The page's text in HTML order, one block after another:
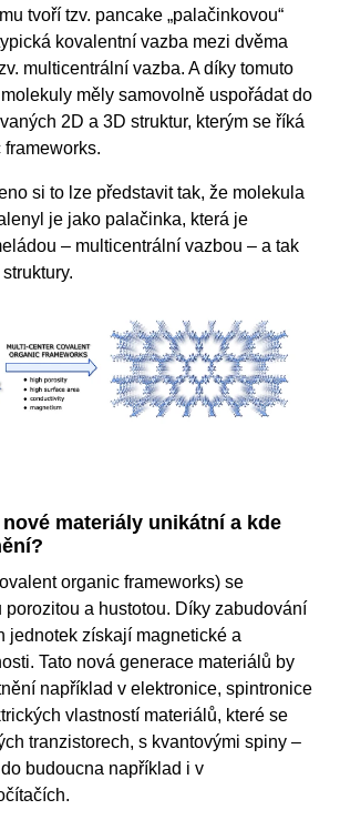
tvoří tzv. pancake „palačinkovou“‎
kovalentní vazba mezi dvěma
multicentrální vazba. A díky tomuto
měly samovolně uspořádat do
2D a 3D struktur, kterým se říká
si to lze představit tak, že molekula
je jako palačinka, která je
– multicentrální vazbou – a tak
materiály unikátní a kde
organic frameworks) se
a hustotou. Díky zabudování
jednotek získají magnetické a
Tato nová generace materiálů by
například v elektronice, spintronice
vlastností materiálů, které se
tranzistorech, s kvantovými spiny –
budoucna například i v